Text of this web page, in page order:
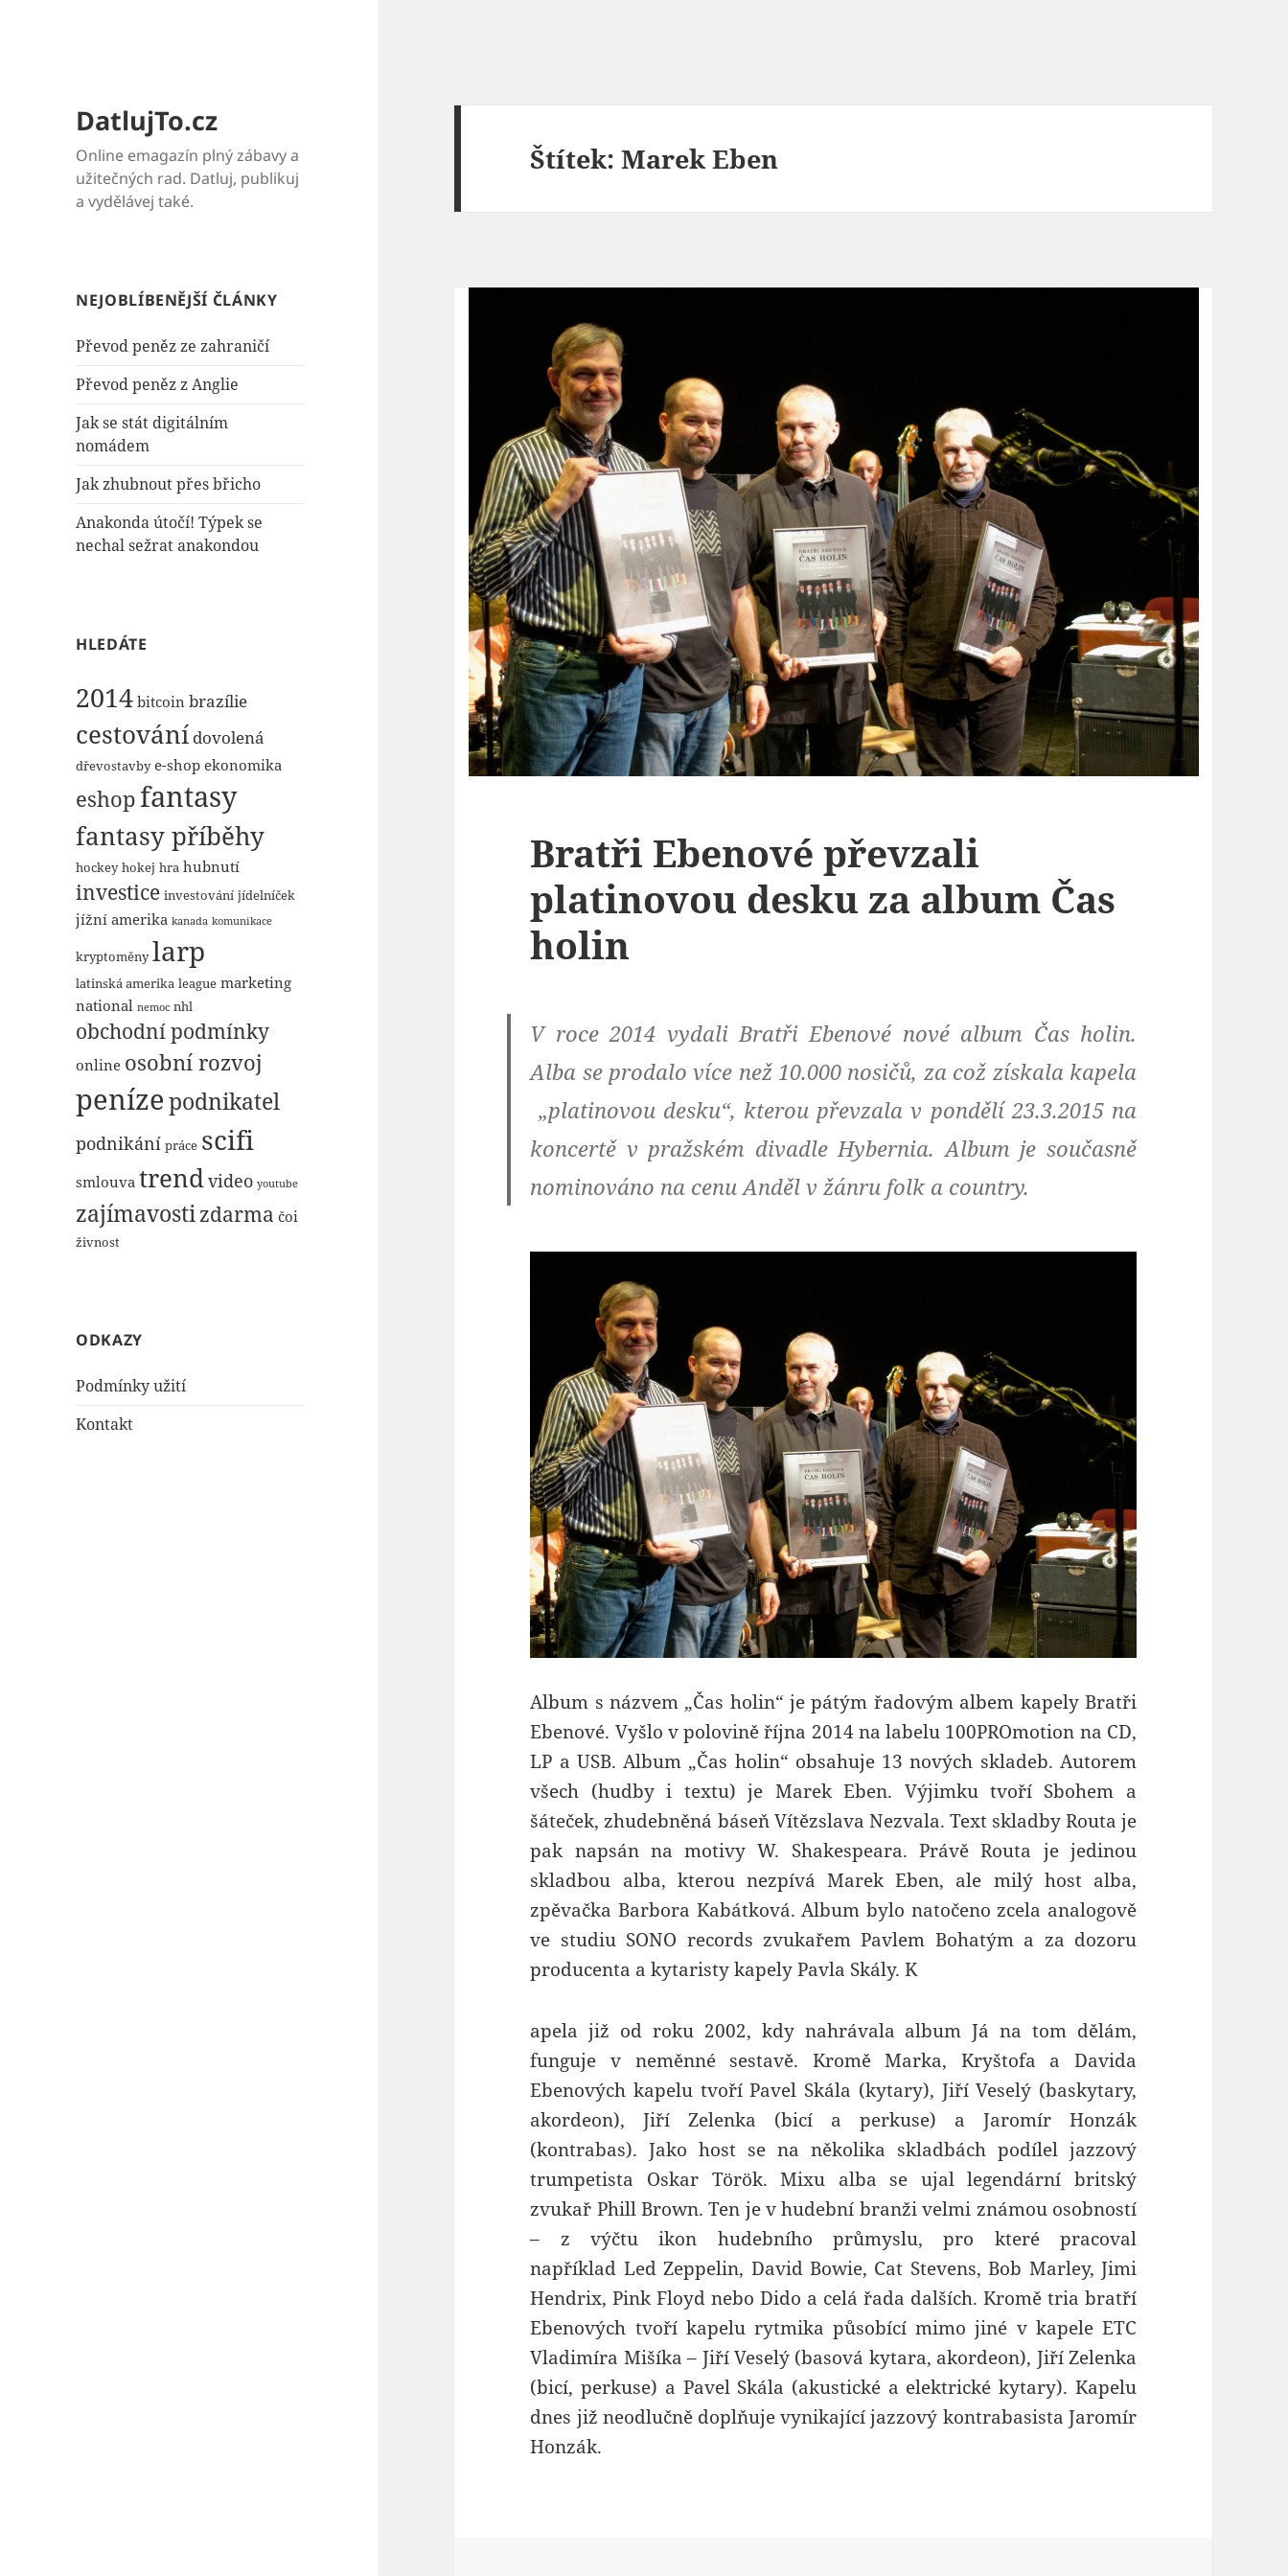
DatlujTo.cz
Online emagazín plný zábavy a
užitečných rad. Datluj, publikuj
a vydělávej také.
NEJOBLÍBENĚJŠÍ ČLÁNKY
Převod peněz ze zahraničí
Převod peněz z Anglie
Jak se stát digitálním
nomádem
Jak zhubnout přes břicho
Anakonda útočí! Týpek se
nechal sežrat anakondou
HLEDÁTE
2014 bitcoin brazílie
cestování dovolená
dřevostavby e-shop ekonomika
eshopfantasy
fantasy příběhy
hockey hokej hra hubnutí
investice investování jídelníček
jížní amerika kanada komunikace
kryptoměny larp
latinská amerika league marketing
national nemoc nhl
obchodní podmínky
online osobní rozvoj
penízepodnikatel
podnikání práce scifi
smlouva trendvideo youtube
zajímavostizdarma čoi
živnost
ODKAZY
Podmínky užití
Kontakt
Štítek:Marek Eben
Bratři Ebenové převzali
platinovou desku za album Čas
holin
V roce 2014 vydali Bratři Ebenové nové album Čas holin.
Alba se prodalo více než 10.000 nosičů, za což získala kapela
„platinovou desku“, kterou převzala v pondělí 23.3.2015 na
koncertě v pražském divadle Hybernia. Album je současně
nominováno na cenu Anděl v žánru folk a country.
Album s názvem „Čas holin“ je pátým řadovým albem kapely Bratři
Ebenové. Vyšlo v polovině října 2014 na labelu 100PROmotion na CD,
LP a USB. Album „Čas holin“ obsahuje 13 nových skladeb. Autorem
všech (hudby i textu) je Marek Eben. Výjimku tvoří Sbohem a
šáteček, zhudebněná báseň Vítězslava Nezvala. Text skladby Routa je
pak napsán na motivy W. Shakespeara. Právě Routa je jedinou
skladbou alba, kterou nezpívá Marek Eben, ale milý host alba,
zpěvačka Barbora Kabátková. Album bylo natočeno zcela analogově
ve studiu SONO records zvukařem Pavlem Bohatým a za dozoru
producenta a kytaristy kapely Pavla Skály. K
apela již od roku 2002, kdy nahrávala album Já na tom dělám,
funguje v neměnné sestavě. Kromě Marka, Kryštofa a Davida
Ebenových kapelu tvoří Pavel Skála (kytary), Jiří Veselý (baskytary,
akordeon), Jiří Zelenka (bicí a perkuse) a Jaromír Honzák
(kontrabas). Jako host se na několika skladbách podílel jazzový
trumpetista Oskar Török. Mixu alba se ujal legendární britský
zvukař Phill Brown. Ten je v hudební branži velmi známou osobností
– z výčtu ikon hudebního průmyslu, pro které pracoval
například Led Zeppelin, David Bowie, Cat Stevens, Bob Marley, Jimi
Hendrix, Pink Floyd nebo Dido a celá řada dalších. Kromě tria bratří
Ebenových tvoří kapelu rytmika působící mimo jiné v kapele ETC
Vladimíra Mišíka – Jiří Veselý (basová kytara, akordeon), Jiří Zelenka
(bicí, perkuse) a Pavel Skála (akustické a elektrické kytary). Kapelu
dnes již neodlučně doplňuje vynikající jazzový kontrabasista Jaromír
Honzák.